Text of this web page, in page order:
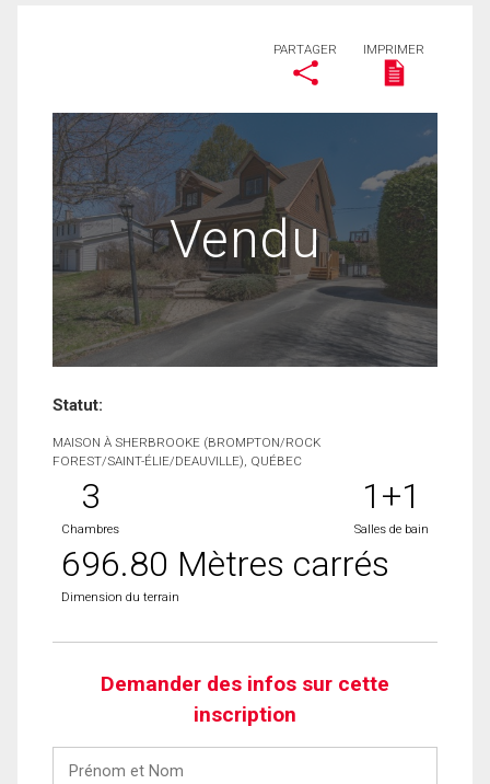
PARTAGER IMPRIMER
Vendu
Statut:
MAISON À SHERBROOKE (BROMPTON/ROCK
FOREST/SAINT-ÉLIE/DEAUVILLE), QUÉBEC
3
Chambres
1+1
Salles de bain
696.80 Mètres carrés
Dimension du terrain
Demander des infos sur cette
inscription